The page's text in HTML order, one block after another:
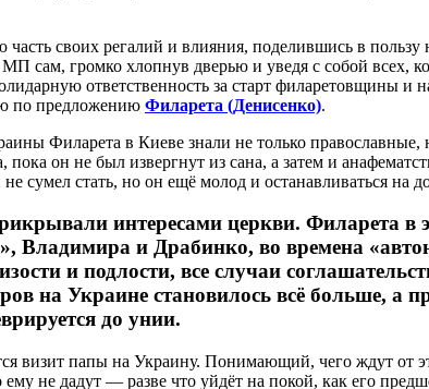
своих регалий и влияния, поделившись в
сам, громко хлопнув дверью и уведя с собой всех,
ответственность за старт филаретовщины и
по предложению Филарета (Денисенко).
Филарета в Киеве знали не только
пока он не был извергнут из сана, а затем и
сумел стать, но он ещё молод и останавливаться на
интересами церкви. Филарета в
Владимира и Драбинко, во времена
и подлости, все случаи
на Украине становилось всё больше, а
до унии.
папы на Украину. Понимающий, чего ждут от
не дадут — разве что уйдёт на покой, как его